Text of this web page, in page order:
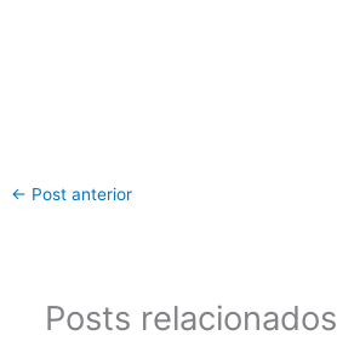
← Post anterior
Posts relacionados